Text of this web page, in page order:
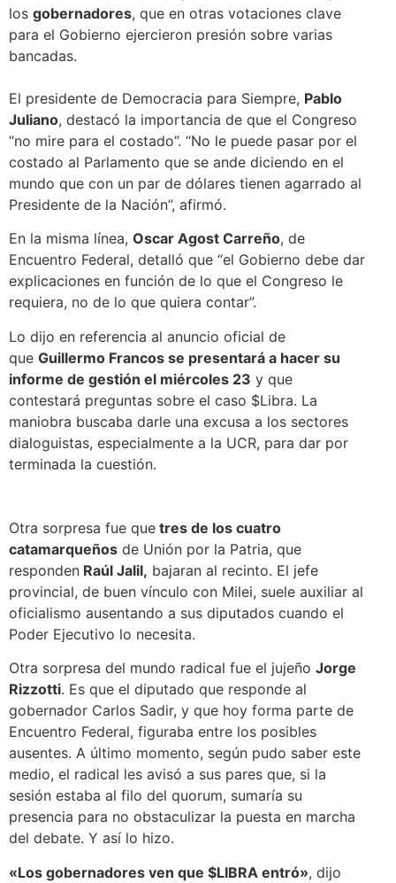
los gobernadores, que en otras votaciones clave
para el Gobierno ejercieron presión sobre varias
bancadas.
El presidente de Democracia para Siempre, Pablo
Juliano, destacó la importancia de que el Congreso
“no mire para el costado”. “No le puede pasar por el
costado al Parlamento que se ande diciendo en el
mundo que con un par de dólares tienen agarrado al
Presidente de la Nación”, afirmó.
En la misma línea, Oscar Agost Carreño, de
Encuentro Federal, detalló que “el Gobierno debe dar
explicaciones en función de lo que el Congreso le
requiera, no de lo que quiera contar”.
Lo dijo en referencia al anuncio oficial de
que Guillermo Francos se presentará a hacer su
informe de gestión el miércoles 23 y que
contestará preguntas sobre el caso $Libra. La
maniobra buscaba darle una excusa a los sectores
dialoguistas, especialmente a la UCR, para dar por
terminada la cuestión.
Otra sorpresa fue que tres de los cuatro
catamarqueños de Unión por la Patria, que
responden Raúl Jalil, bajaran al recinto. El jefe
provincial, de buen vínculo con Milei, suele auxiliar al
oficialismo ausentando a sus diputados cuando el
Poder Ejecutivo lo necesita.
Otra sorpresa del mundo radical fue el jujeño Jorge
Rizzotti. Es que el diputado que responde al
gobernador Carlos Sadir, y que hoy forma parte de
Encuentro Federal, figuraba entre los posibles
ausentes. A último momento, según pudo saber este
medio, el radical les avisó a sus pares que, si la
sesión estaba al filo del quorum, sumaría su
presencia para no obstaculizar la puesta en marcha
del debate. Y así lo hizo.
«Los gobernadores ven que $LIBRA entró», dijo